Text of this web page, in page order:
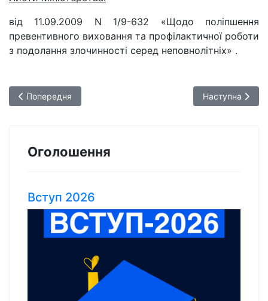
від 11.09.2009 N 1/9-632 «Щодо поліпшення
превентивного виховання та профілактичної роботи
з подолання злочинності серед неповнолітніх» .
Попередня стаття: Опис досвіду Школи сприяння здоров’ю
Попередня Наступна
Наступна
Оголошення
Вступ 2026